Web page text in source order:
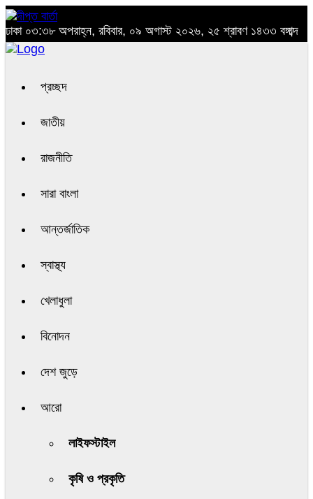
ঢাকা ০৩:৩৮ অপরাহ্ন, রবিবার, ০৯ অগাস্ট ২০২৬, ২৫ শ্রাবণ ১৪৩৩ বঙ্গাব্দ
প্রচ্ছদ
জাতীয়
রাজনীতি
সারা বাংলা
আন্তর্জাতিক
স্বাস্থ্য
খেলাধুলা
বিনোদন
দেশ জুড়ে
আরো
লাইফস্টাইল
কৃষি ও প্রকৃতি